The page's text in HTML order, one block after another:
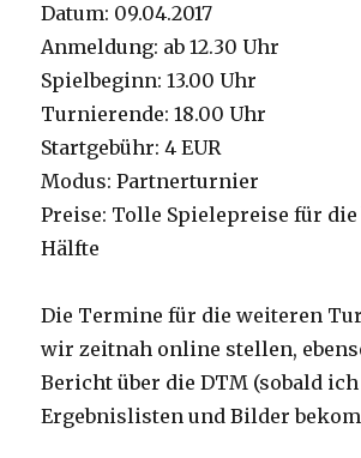
Datum: 09.04.2017
Anmeldung: ab 12.30 Uhr
Spielbeginn: 13.00 Uhr
Turnierende: 18.00 Uhr
Startgebühr: 4 EUR
Modus: Partnerturnier
Preise: Tolle Spielepreise für die
Hälfte
Die Termine für die weiteren
wir zeitnah online stellen,
Bericht über die DTM (sobald
Ergebnislisten und Bilder